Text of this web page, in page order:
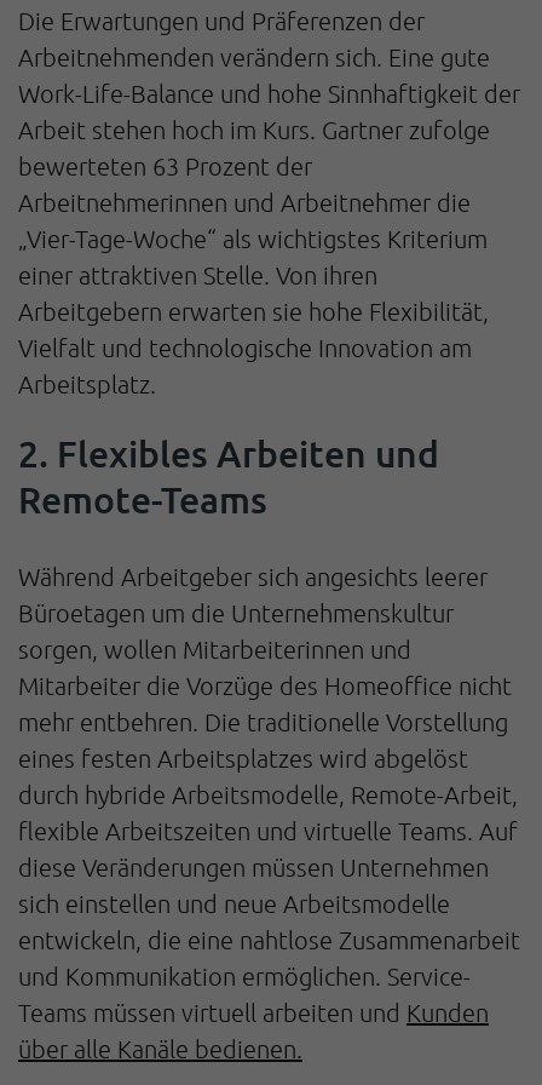
Die Erwartungen und Präferenzen der
Arbeitnehmenden verändern sich. Eine gute
Work-Life-Balance und hohe Sinnhaftigkeit der
Arbeit stehen hoch im Kurs. Gartner zufolge
bewerteten 63 Prozent der
Arbeitnehmerinnen und Arbeitnehmer die
„Vier-Tage-Woche“ als wichtigstes Kriterium
einer attraktiven Stelle. Von ihren
Arbeitgebern erwarten sie hohe Flexibilität,
Vielfalt und technologische Innovation am
Arbeitsplatz.
2. Flexibles Arbeiten und
Remote-Teams
Während Arbeitgeber sich angesichts leerer
Büroetagen um die Unternehmenskultur
sorgen, wollen Mitarbeiterinnen und
Mitarbeiter die Vorzüge des Homeoffice nicht
mehr entbehren. Die traditionelle Vorstellung
eines festen Arbeitsplatzes wird abgelöst
durch hybride Arbeitsmodelle, Remote-Arbeit,
flexible Arbeitszeiten und virtuelle Teams. Auf
diese Veränderungen müssen Unternehmen
sich einstellen und neue Arbeitsmodelle
entwickeln, die eine nahtlose Zusammenarbeit
und Kommunikation ermöglichen. Service-
Teams müssen virtuell arbeiten und Kunden
über alle Kanäle bedienen.